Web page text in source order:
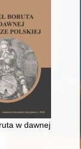
migracji
w dawnej